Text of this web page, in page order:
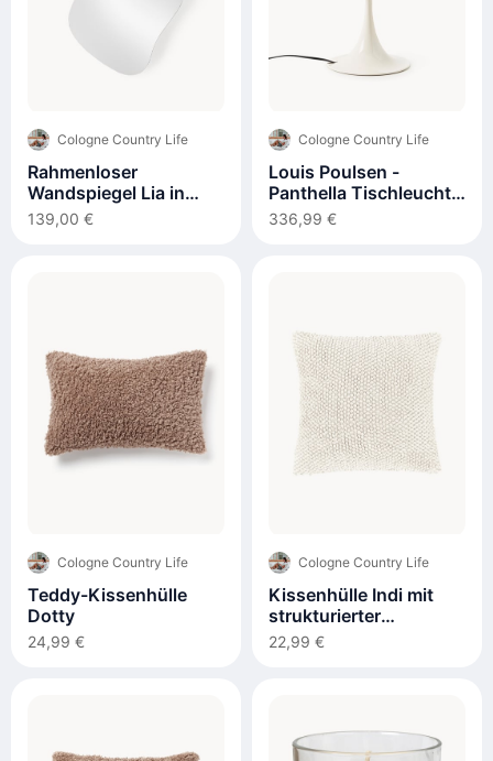
Cologne Country Life
Rahmenloser
Wandspiegel Lia in
organischer Form
139,00 €
Cologne Country Life
Louis Poulsen -
Panthella Tischleuchte
320
336,99 €
Cologne Country Life
Teddy-Kissenhülle
Dotty
24,99 €
Cologne Country Life
Kissenhülle Indi mit
strukturierter
Oberfläche
22,99 €